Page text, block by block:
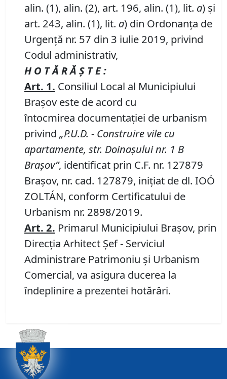
alin. (1), alin. (2), art. 196, alin. (1), lit. a) și
art. 243, alin. (1), lit. a) din Ordonanța de
Urgență nr. 57 din 3 iulie 2019, privind
Codul administrativ,
H O T Ă R Ă Ş T E :
Art. 1. Consiliul Local al Municipiului
Braşov este de acord cu
întocmirea documentaţiei de urbanism
privind „P.U.D. - Construire vile cu
apartamente, str. Doinașului nr. 1 B
Braşov”, identificat prin C.F. nr. 127879
Brașov, nr. cad. 127879, iniţiat de dl. IOÓ
ZOLTÁN, conform Certificatului de
Urbanism nr. 2898/2019.
Art. 2. Primarul Municipiului Braşov, prin
Direcția Arhitect Șef - Serviciul
Administrare Patrimoniu şi Urbanism
Comercial, va asigura ducerea la
îndeplinire a prezentei hotărâri.